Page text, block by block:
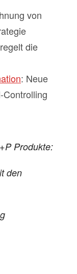
von
die
: Neue
Controlling
Produkte:
den